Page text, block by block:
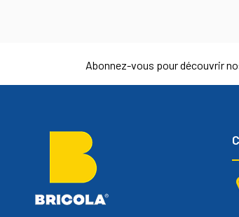
Abonnez-vous pour découvrir